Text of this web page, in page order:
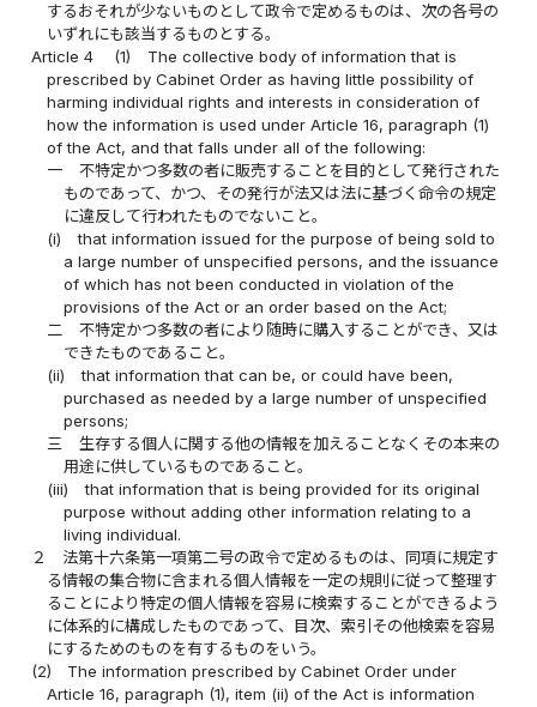
するおそれが少ないものとして政令で定めるものは、次の各号の
いずれにも該当するものとする。
Article 4
(1)
The collective body of information that is
prescribed by Cabinet Order as having little possibility of
harming individual rights and interests in consideration of
how the information is used under Article 16, paragraph (1)
of the Act, and that falls under all of the following:
一
不特定かつ多数の者に販売することを目的として発行された
ものであって、かつ、その発行が法又は法に基づく命令の規定
に違反して行われたものでないこと。
(i)
that information issued for the purpose of being sold to
a large number of unspecified persons, and the issuance
of which has not been conducted in violation of the
provisions of the Act or an order based on the Act;
二
不特定かつ多数の者により随時に購入することができ、又は
できたものであること。
(ii)
that information that can be, or could have been,
purchased as needed by a large number of unspecified
persons;
三
生存する個人に関する他の情報を加えることなくその本来の
用途に供しているものであること。
(iii)
that information that is being provided for its original
purpose without adding other information relating to a
living individual.
２
法第十六条第一項第二号の政令で定めるものは、同項に規定す
る情報の集合物に含まれる個人情報を一定の規則に従って整理す
ることにより特定の個人情報を容易に検索することができるよう
に体系的に構成したものであって、目次、索引その他検索を容易
にするためのものを有するものをいう。
(2)
The information prescribed by Cabinet Order under
Article 16, paragraph (1), item (ii) of the Act is information